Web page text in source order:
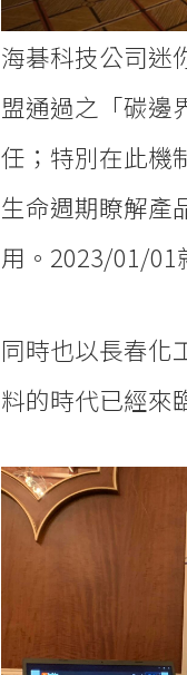
海碁科技公司迷
盟通過之「碳邊
任；特別在此機
生命週期瞭解產
用。2023/01/01
同時也以長春化
料的時代已經來